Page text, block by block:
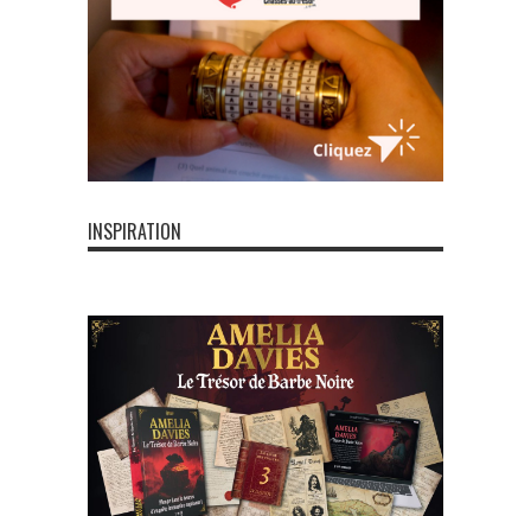
INSPIRATION